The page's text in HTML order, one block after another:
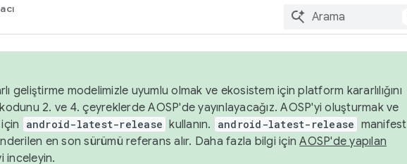
geliştirme modelimizle uyumlu olmak ve ekosistem için platform kararlılığını
2. ve 4. çeyreklerde AOSP'de yayınlayacağız. AOSP'yi oluşturmak ve
android-latest-release kullanın. android-latest-release manifest
en son sürümü referans alır. Daha fazla bilgi içinAOSP'de yapılan
inceleyin.